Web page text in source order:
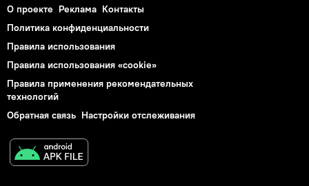
О проекте Реклама Контакты
Политика конфиденциальности
Правила использования
Правила использования «cookie»
Правила применения рекомендательных
технологий
Обратная связь Настройки отслеживания